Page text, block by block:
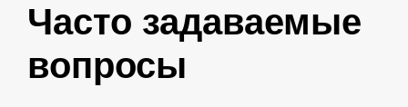
Часто задаваемые
вопросы